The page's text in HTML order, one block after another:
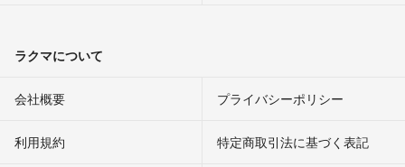
ラクマについて
会社概要 プライバシーポリシー
利用規約 特定商取引法に基づく表記